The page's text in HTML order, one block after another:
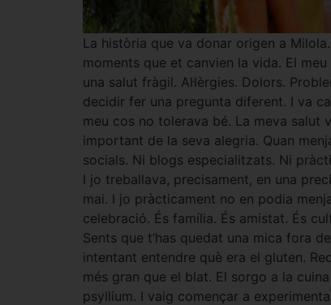
La història que va donar origen a
moments que et canvien la vida. El
una salut fràgil. Al·lèrgies. Dolors.
decidir fer una pregunta diferent. I va
meu cos no tolerava bé. La meva salut
important de la seva alegria. Quan
socials. Ni blogs especialitzats. Ni
I jo treballava, precisament, en una
mai. I jo pràcticament no en podia
celebració. És família. És amistat. És
Sents que t’has quedat una mica fora
intentant entendre què era el gluten.
més gran que el blat. El sorgo a la
psyllium. I vaig començar a